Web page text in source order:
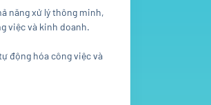
năng xử lý thông minh,
việc và kinh doanh.
động hóa công việc và